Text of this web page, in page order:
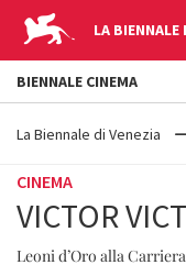
LA BIENNALE
YOUR
ARE
La Biennale di Venezia
CINEMA
VICTOR
Leoni d’Oro alla Carriera
BIENNALE CINEMA